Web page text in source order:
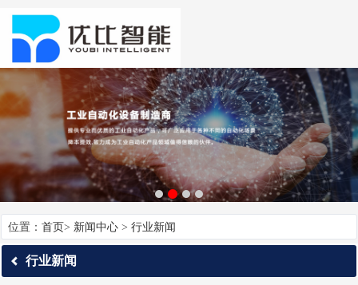
位置： 首页> 新闻中心 > 行业新闻
行业新闻